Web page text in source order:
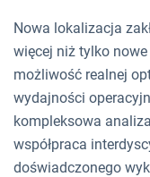
Nowa lokalizacja
więcej niż tylko
możliwość realnej
wydajności
kompleksowa
współpraca
doświadczonego